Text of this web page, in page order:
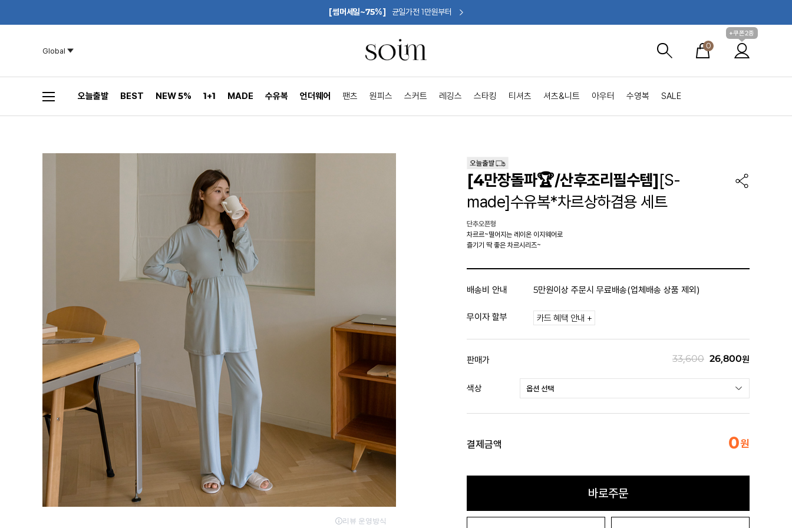
[썸머세일~75%] 균일가전 1만원부터
Global
0
+쿠폰2종
오늘출발 BEST NEW 5% 1+1 MADE 수유복 언더웨어 팬츠 원피스 스커트 레깅스 스타킹 티셔츠 셔츠&니트 아우터 수영복 SALE
[4만장돌파🏆/산후조리필수템][S-
made]수유복*차르상하겸용 세트
단추오픈형
차르르~떨어지는 레이온 이지웨어로
즐기기 딱 좋은 차르시리즈~
배송비 안내 5만원이상 주문시 무료배송(업체배송 상품 제외)
무이자 할부 카드 혜택 안내 +
판매가 33,600 26,800원
색상
결제금액 0원
바로주문